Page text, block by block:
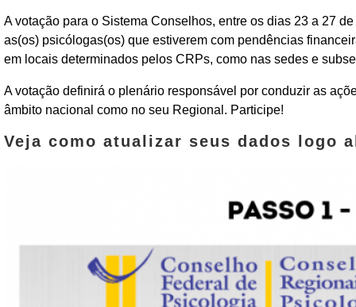
A votação para o Sistema Conselhos, entre os dias 23 a 27
as(os) psicólogas(os) que estiverem com pendências
em locais determinados pelos CRPs, como nas sedes e
A votação definirá o plenário responsável por conduzir as
âmbito nacional como no seu Regional. Participe!
Veja como atualizar seus dados logo